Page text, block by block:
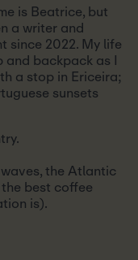
is Beatrice, but
a writer and
since 2022. My life
backpack as I
a stop in Ericeira;
sunsets
the Atlantic
best coffee
is).